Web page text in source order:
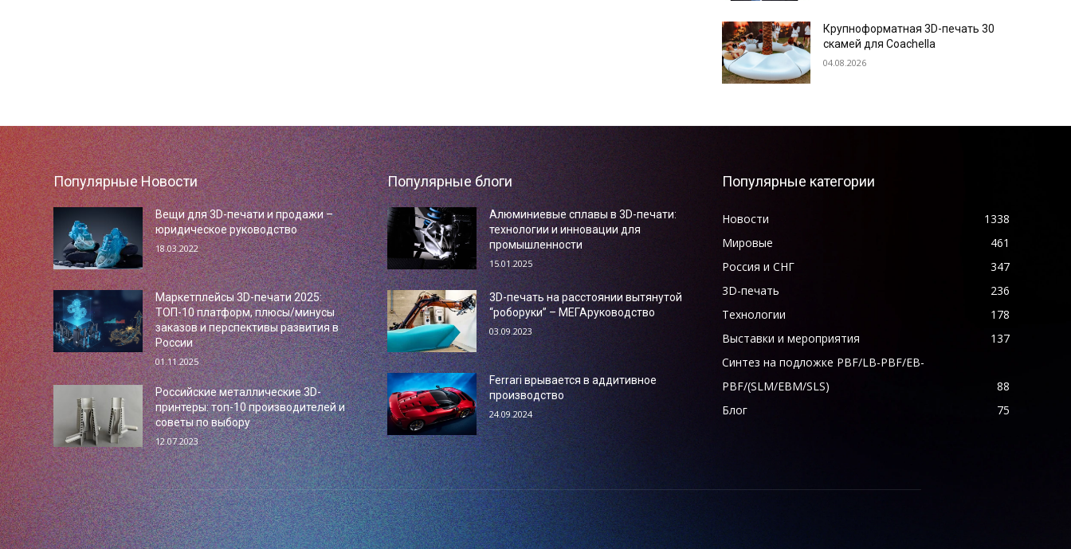
Крупноформатная 3D-печать 30
скамей для Coachella
04.08.2026
Популярные Новости
Вещи для 3D-печати и продажи –
юридическое руководство
18.03.2022
Маркетплейсы 3D-печати 2025:
ТОП-10 платформ, плюсы/минусы
заказов и перспективы развития в
России
01.11.2025
Российские металлические 3D-
принтеры: топ-10 производителей и
советы по выбору
12.07.2023
Популярные блоги
Алюминиевые сплавы в 3D-печати:
технологии и инновации для
промышленности
15.01.2025
3D-печать на расстоянии вытянутой
“роборуки” – МЕГАруководство
03.09.2023
Ferrari врывается в аддитивное
производство
24.09.2024
Популярные категории
Новости
1338
Мировые
461
Россия и СНГ
347
3D-печать
236
Технологии
178
Выставки и мероприятия
137
Синтез на подложке PBF/LB-PBF/EB-
PBF/(SLM/EBM/SLS)
88
Блог
75